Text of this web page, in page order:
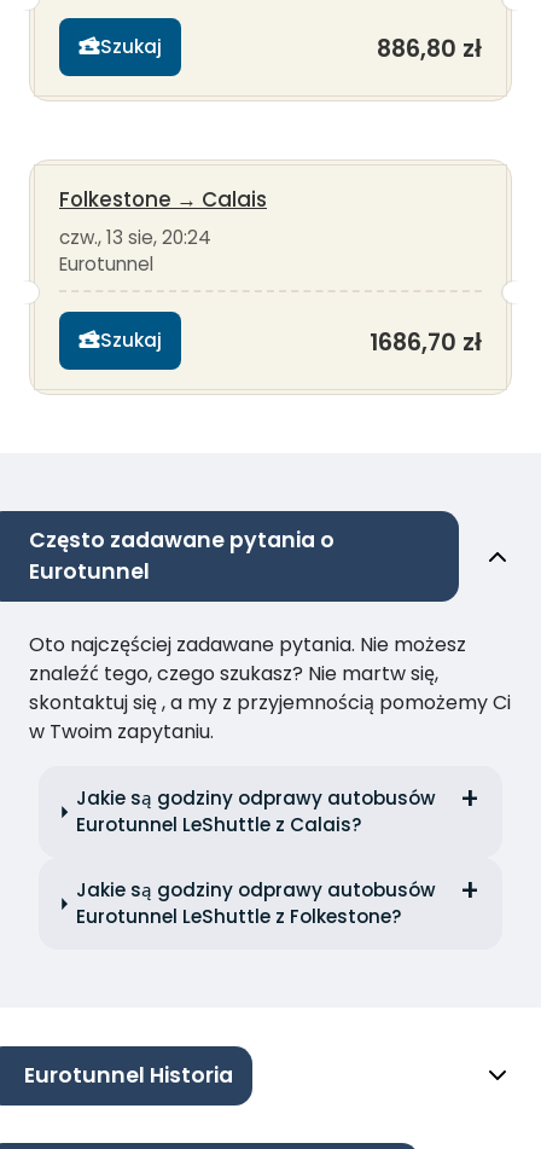
Szukaj 886,80 zł
Folkestone → Calais
czw., 13 sie, 20:24
Eurotunnel
Szukaj 1686,70 zł
Często zadawane pytania o
Eurotunnel
Oto najczęściej zadawane pytania. Nie możesz
znaleźć tego, czego szukasz? Nie martw się,
skontaktuj się , a my z przyjemnością pomożemy Ci
w Twoim zapytaniu.
Jakie są godziny odprawy autobusów
Eurotunnel LeShuttle z Calais?
Jakie są godziny odprawy autobusów
Eurotunnel LeShuttle z Folkestone?
Eurotunnel Historia